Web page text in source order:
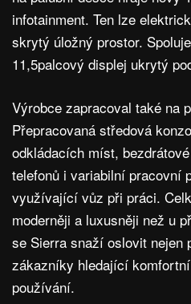
infotainment. Ten lze
skrytý úložný prostor.
11,5palcový displej ukrytý
Výrobce zapracoval také na
Přepracovaná středová
odkládacích míst,
telefonů i variabilní pracovní
využívající vůz při práci.
moderněji a luxusněji než u
se Sierra snaží oslovit nejen
zákazníky hledající
používání.